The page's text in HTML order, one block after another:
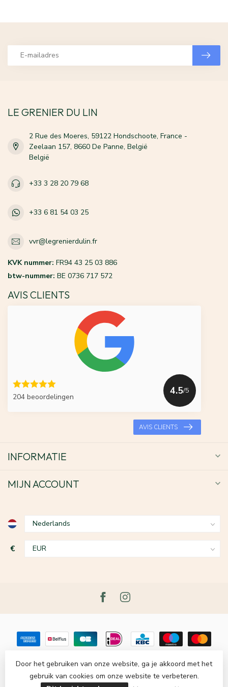
LE GRENIER DU LIN
2 Rue des Moeres, 59122 Hondschoote, France -
Zeelaan 157, 8660 De Panne, België
België
+33 3 28 20 79 68
+33 6 81 54 03 25
vvr@legrenierdulin.fr
KVK nummer: FR94 43 25 03 886
btw-nummer: BE 0736 717 572
AVIS CLIENTS
204 beoordelingen
4.5/5
AVIS CLIENTS
INFORMATIE
MIJN ACCOUNT
€
© Copyright 2026 Le Grenier du Lin- Powered byLightspeed
Door het gebruiken van onze website, ga je akkoord met het
gebruik van cookies om onze website te verbeteren.